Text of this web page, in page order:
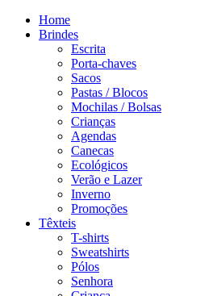
Home
Brindes
Escrita
Porta-chaves
Sacos
Pastas / Blocos
Mochilas / Bolsas
Crianças
Agendas
Canecas
Ecológicos
Verão e Lazer
Inverno
Promoções
Têxteis
T-shirts
Sweatshirts
Pólos
Senhora